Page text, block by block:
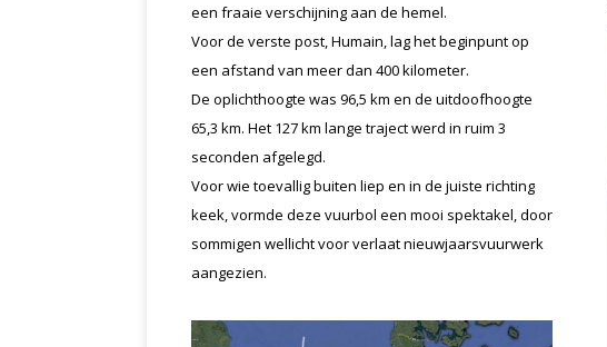
een fraaie verschijning aan de hemel.
Voor de verste post, Humain, lag het beginpunt op
een afstand van meer dan 400 kilometer.
De oplichthoogte was 96,5 km en de uitdoofhoogte
65,3 km. Het 127 km lange traject werd in ruim 3
seconden afgelegd.
Voor wie toevallig buiten liep en in de juiste richting
keek, vormde deze vuurbol een mooi spektakel, door
sommigen wellicht voor verlaat nieuwjaarsvuurwerk
aangezien.